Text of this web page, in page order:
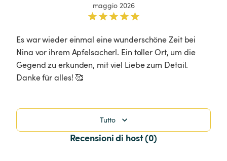
maggio 2026
Es war wieder einmal eine wunderschöne Zeit bei
Nina vor ihrem Apfelsacherl. Ein toller Ort, um die
Gegend zu erkunden, mit viel Liebe zum Detail.
Danke für alles! 🥰
Tutto
Recensioni di host (0)